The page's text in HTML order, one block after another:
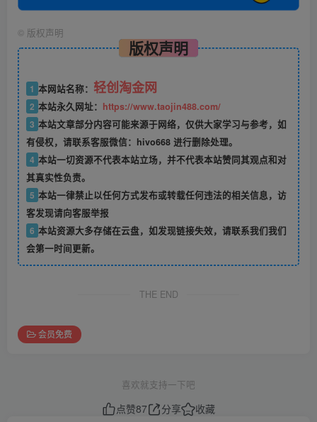
© 版权声明
版权声明
1 本网站名称： 轻创淘金网
2 本站永久网址： https://www.taojin488.com/
3 本站文章部分内容可能来源于网络，仅供大家学习与参考，如
有侵权，请联系客服微信：hivo668 进行删除处理。
4 本站一切资源不代表本站立场，并不代表本站赞同其观点和对
其真实性负责。
5 本站一律禁止以任何方式发布或转载任何违法的相关信息，访
客发现请向客服举报
6 本站资源大多存储在云盘，如发现链接失效，请联系我们我们
会第一时间更新。
THE END
会员免费
喜欢就支持一下吧
点赞87 分享
收藏